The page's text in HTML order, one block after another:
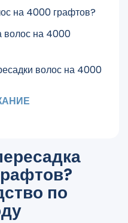
на 4000 графтов?
волос на 4000
волос на 4000
4000
Турцию и
по